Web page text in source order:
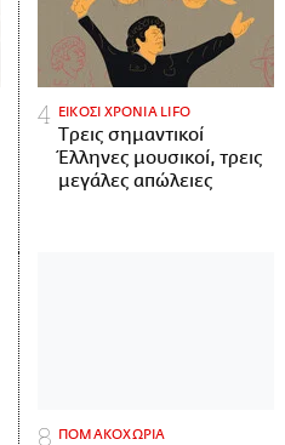
ΕΙΚΟΣΙ ΧΡΟΝΙΑ LIFO
Tρεις σημαντικοί
Έλληνες μουσικοί, τρεις
μεγάλες απώλειες
ΠΟΜΑΚΟΧΩΡΙΑ